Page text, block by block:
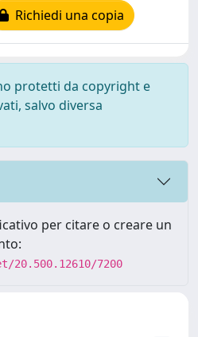
Richiedi una copia
protetti da copyright e
salvo diversa
per citare o creare un
7200